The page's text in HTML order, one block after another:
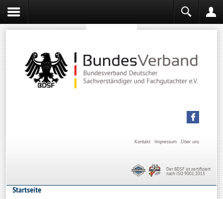
Über uns
Impressum
Kontakt
Der BDSF ist zertifiziert
nach ISO 9001:2015
Startseite